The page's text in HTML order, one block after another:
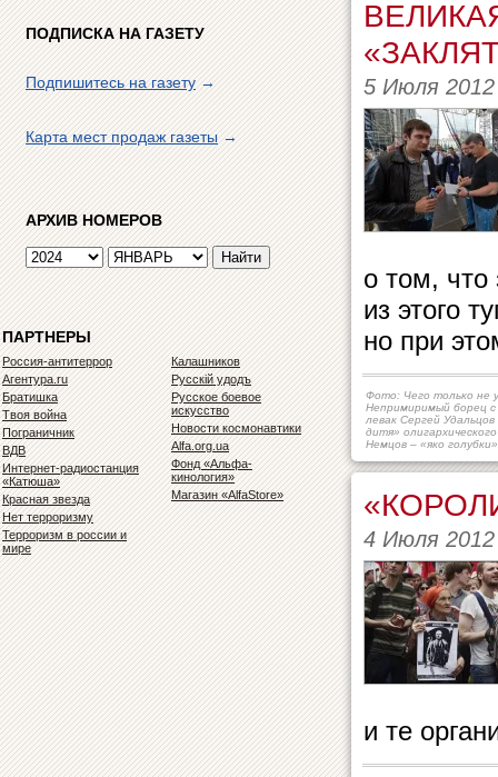
ПОДПИСКА НА ГАЗЕТУ
Подпишитесь на газету→
Карта мест продаж газеты→
АРХИВ НОМЕРОВ
ПАРТНЕРЫ
Россия-антитеррор
Агентура.ru
Братишка
Твоя война
Пограничник
ВДВ
Интернет-радиостанция
«Катюша»
Красная звезда
Нет терроризму
Терроризм в россии и
мире
Калашников
Русскiй удодъ
Русское боевое
искусство
Новости космонавтики
Alfa.org.ua
Фонд «Альфа-
кинология»
Магазин «AlfaStore»
5 Июля 2012
о том,
из этого
но при
Фото: Чего только не
Непримиримый борец
левак Сергей Удальцов
дитя»
Немцов – «яко голубки»
4 Июля 2012
и те